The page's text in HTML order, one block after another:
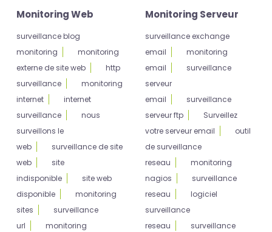
Monitoring Web
surveillance blog
monitoring
monitoring
externe de site web
http
surveillance
monitoring
internet
internet
surveillance
nous
surveillons le
web
surveillance de site
web
site
indisponible
site web
disponible
monitoring
sites
surveillance
url
monitoring
Monitoring Serveur
surveillance exchange
email
monitoring
email
surveillance
serveur
email
surveillance
serveur ftp
Surveillez
votre serveur email
outil
de surveillance
reseau
monitoring
nagios
surveillance
reseau
logiciel
surveillance
reseau
surveillance